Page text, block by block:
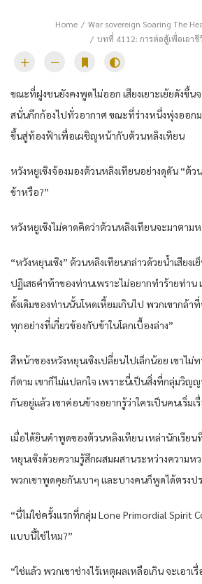
Home
War sovereign Soaring The
บทที่ 4112: การต่อสู้เพื่อเอาชี
ขณะที่ฝูงชนยังคงพูดไม่ออก เสียงเยาะเย้ยดังขึ้น
สนั่นกึกก้องไปทั่วอากาศ ขณะที่ร่างหนึ่งพุ่งออก
ขึ้นสู่ท้องฟ้าเพื่อเผชิญหน้ากับต้วนหลิงเทียน
หวังหยูเซิงจ้องมองต้วนหลิงเทียนอย่างดุดัน “ต้ว
ข้าหรือ?”
หวังหยูเซิงไม่คาดคิดว่าต้วนหลิงเทียนจะมาตามห
“หวังหยุนเซิง” ต้วนหลิงเทียนกล่าวด้วยน้ำเสียง
ปฏิเสธคำท้าของท่านเพราะไม่อยากทำร้ายท่า
ดั้งเดิมของท่านนั้นโหดเหี้ยมเกินไป พวกเขากล้า
ทุกอย่างที่เกี่ยวข้องกับข้าในโลกเบื้องล่าง”
สีหน้าของหวังหยุนเซิงเปลี่ยนไปเล็กน้อย เขาไม่
ก็ตาม เขาก็ไม่แปลกใจ เพราะนี่เป็นสิ่งที่กลุ่มวิญญ
กันอยู่แล้ว เขาค่อนข้างอยากรู้ว่าใครเป็นคนเริ่มเ
เมื่อได้ยินคำพูดของต้วนหลิงเทียน เหล่านักเรีย
หยุนเซิงด้วยความรู้สึกผสมผสานระหว่างความห
พวกเขาพูดคุยกันเบาๆ และบางคนก็พูดได้ตรงป
“นี่ไม่ใช่ครั้งแรกที่กลุ่ม Lone Primordial Spirit
แบบนี้ใช่ไหม?”
“ใช่แล้ว พวกเขาช่างไร้เหตุผลเหลือเกิน จะเอา